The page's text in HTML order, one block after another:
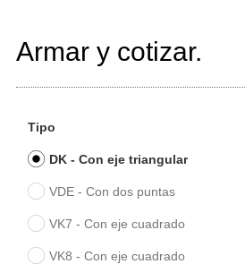
Armar y cotizar.
Tipo
DK - Con eje triangular
VDE - Con dos puntas
VK7 - Con eje cuadrado
VK8 - Con eje cuadrado